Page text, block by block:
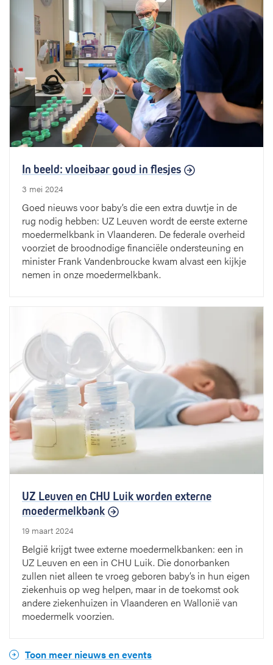
In beeld: vloeibaar goud in flesjes
3 mei 2024
Goed nieuws voor baby’s die een extra duwtje in de
rug nodig hebben: UZ Leuven wordt de eerste externe
moedermelkbank in Vlaanderen. De federale overheid
voorziet de broodnodige financiële ondersteuning en
minister Frank Vandenbroucke kwam alvast een kijkje
nemen in onze moedermelkbank.
UZ Leuven en CHU Luik worden externe
moedermelkbank
19 maart 2024
België krijgt twee externe moedermelkbanken: een in
UZ Leuven en een in CHU Luik. Die donorbanken
zullen niet alleen te vroeg geboren baby’s in hun eigen
ziekenhuis op weg helpen, maar in de toekomst ook
andere ziekenhuizen in Vlaanderen en Wallonië van
moedermelk voorzien.
Toon meer nieuws en events